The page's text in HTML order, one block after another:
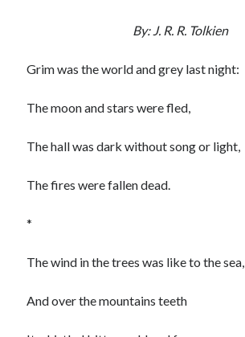
By: J. R. R. Tolkien
Grim was the world and grey last night:
The moon and stars were fled,
The hall was dark without song or light,
The fires were fallen dead.
*
The wind in the trees was like to the sea,
And over the mountains teeth